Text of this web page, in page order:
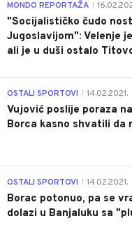
MONDO REPORTAŽA
"Socijalističko čudo
Jugoslavijom": Velenje
ali je u duši ostalo
OSTALI SPORTOVI 14.02.2021.
Vujović poslije poraza
Borca kasno shvatili da
OSTALI SPORTOVI 14.02.2021.
Borac potonuo, pa se
dolazi u Banjaluku sa